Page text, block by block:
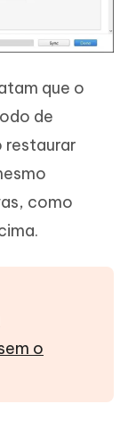
que o
de
restaurar
como
o